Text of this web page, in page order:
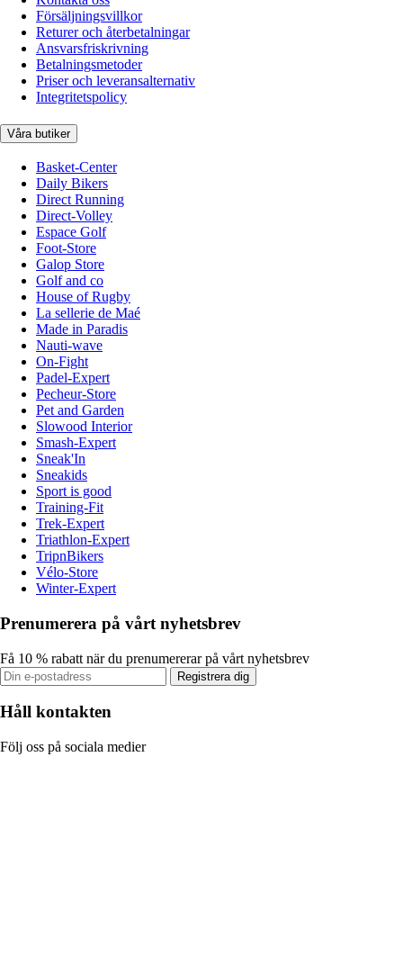
Försäljningsvillkor
Returer och återbetalningar
Ansvarsfriskrivning
Betalningsmetoder
Priser och leveransalternativ
Integritetspolicy
Våra butiker
Basket-Center
Daily Bikers
Direct Running
Direct-Volley
Espace Golf
Foot-Store
Galop Store
Golf and co
House of Rugby
La sellerie de Maé
Made in Paradis
Nauti-wave
On-Fight
Padel-Expert
Pecheur-Store
Pet and Garden
Slowood Interior
Smash-Expert
Sneak'In
Sneakids
Sport is good
Training-Fit
Trek-Expert
Triathlon-Expert
TripnBikers
Vélo-Store
Winter-Expert
Prenumerera på vårt nyhetsbrev
Få 10 % rabatt när du prenumererar på vårt nyhetsbrev
Registrera dig
Håll kontakten
Följ oss på sociala medier